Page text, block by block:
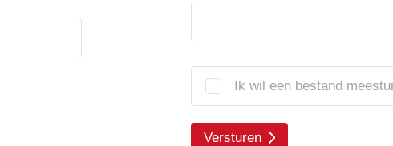
Ik wil een bestand
Versturen